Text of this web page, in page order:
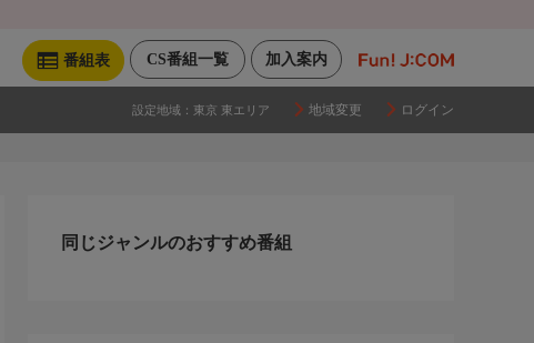
加入案内
CS番組一覧
番組表
設定地域： 東京 東エリア 地域変更 ログイン
同じジャンルのおすすめ番組